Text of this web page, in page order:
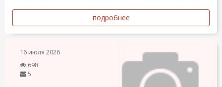
подробнее
16 июля 2026
698
5